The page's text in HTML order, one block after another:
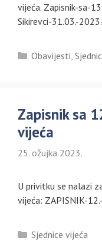
vijeća. Zapisnik-sa-
Sikirevci-31.03.-
Kategorije
Obavijesti,
Zapisnik sa
vijeća
25. ožujka 2023.
U privitku se nalazi
vijeća: ZAPISNIK-
Kategorije
Sjednice vijeća